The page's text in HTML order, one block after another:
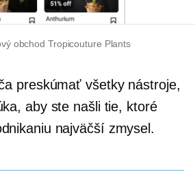
obchod Tropicouture Plants
preskúmať všetky nástroje,
aby ste našli tie, ktoré
najväčší zmysel.